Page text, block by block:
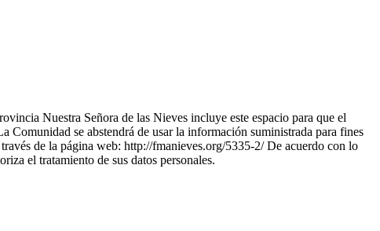
Nuestra Señora de las Nieves incluye este espacio para que el
Comunidad se abstendrá de usar la información suministrada para fines
de la página web: http://fmanieves.org/5335-2/ De acuerdo con lo
el tratamiento de sus datos personales.